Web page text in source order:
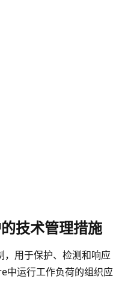
技术管理措施
用于保护、检测和响应
中运行工作负荷的组织应